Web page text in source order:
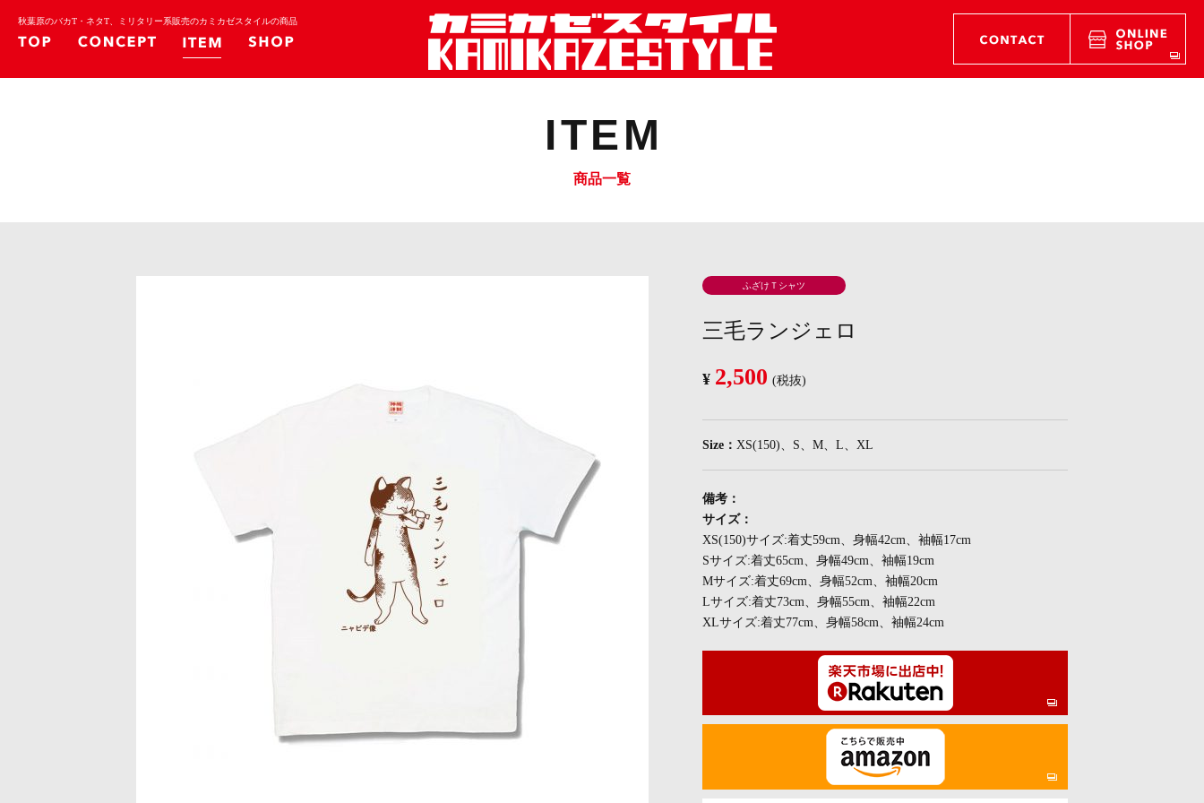
秋葉原のバカT・ネタT、ミリタリー系販売のカミカゼスタイルの商品
ITEM
商品一覧
ふざけＴシャツ
三毛ランジェロ
¥ 2,500 (税抜)
Size： XS(150)、S、M、L、XL
備考：
サイズ：
XS(150)サイズ:着丈59cm、身幅42cm、袖幅17cm
Sサイズ:着丈65cm、身幅49cm、袖幅19cm
Mサイズ:着丈69cm、身幅52cm、袖幅20cm
Lサイズ:着丈73cm、身幅55cm、袖幅22cm
XLサイズ:着丈77cm、身幅58cm、袖幅24cm